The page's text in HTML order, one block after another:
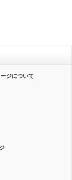
ジについて